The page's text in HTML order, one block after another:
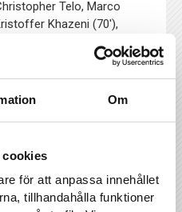
Om
cookies
för att anpassa innehållet
tillhandahålla funktioner
Telo, Marco
Khazeni (70′),